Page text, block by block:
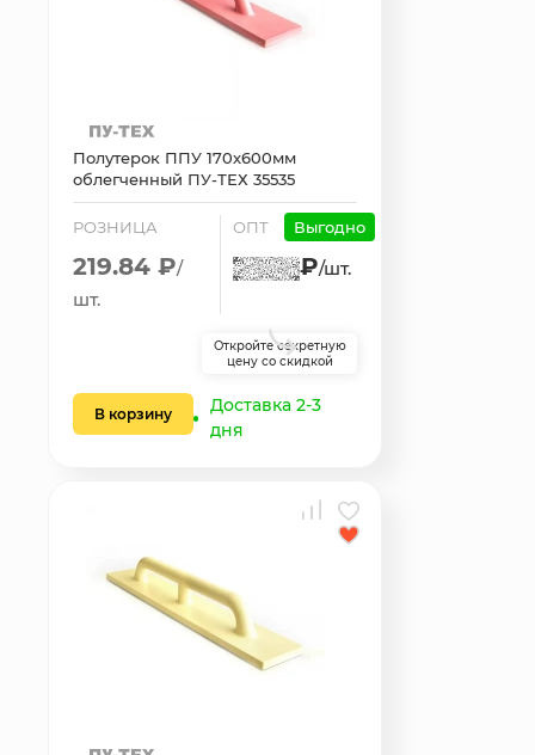
Полутерок ППУ 170х600мм
облегченный ПУ-ТЕХ 35535
РОЗНИЦА
219.84 ₽/
шт.
ОПТ Выгодно
₽/шт.
Откройте секретную
цену со скидкой
В корзину
Доставка 2-3
дня